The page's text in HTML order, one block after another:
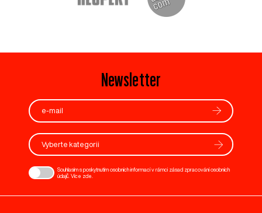
Newsletter
Vyberte kategorii
Souhlasím s poskytnutím osobních informací v rámci zásad zpracování osobních
údajů. Více zde